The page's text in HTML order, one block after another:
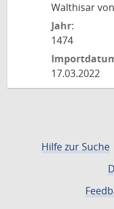
Walthisar
Jahr:
1474
17.03.2022
Hilfe zur Suche